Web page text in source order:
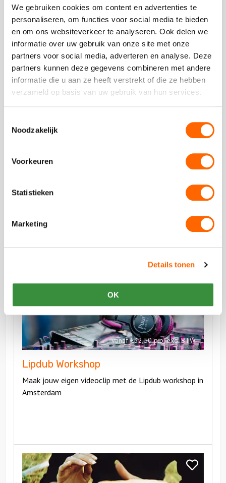
We gebruiken cookies om content en advertenties te
personaliseren, om functies voor social media te bieden
en om ons websiteverkeer te analyseren. Ook delen we
informatie over uw gebruik van onze site met onze
partners voor social media, adverteren en analyse. Deze
partners kunnen deze gegevens combineren met andere
informatie die u aan ze heeft verstrekt of die ze hebben
verzameld op basis van uw gebruik van hun services.
Noodzakelijk
Voorkeuren
Statistieken
Marketing
Details tonen
OK
Vergelijkbare uitjes
Bekijk
Workshop
vanaf €14,50 p.p. excl BTW
Smartlappen Workshop
accordeonist
Bekijk
Smartlappen
Workshop
Bekijk
Workshop
vanaf €32,50 p.p. excl BTW
Lipdub Workshop
Maak jouw eigen videoclip met de Lipdub workshop in
Amsterdam
Bekijk
Bekijk
Bekijk
Percussie
Workshop